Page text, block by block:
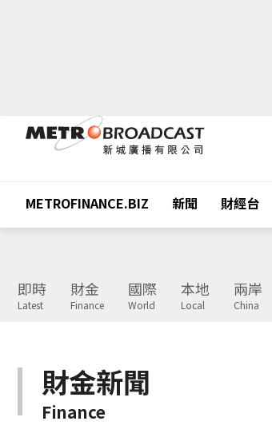
METROFINANCE.BIZ 新聞 財經台
即時
Latest
財金
Finance
國際
World
本地
Local
兩岸
China
財金新聞
Finance